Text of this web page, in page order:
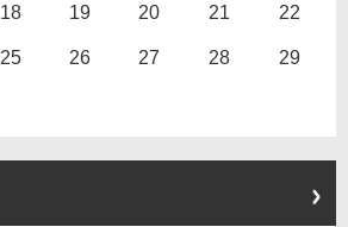
18 19 20 21 22
25 26 27 28 29